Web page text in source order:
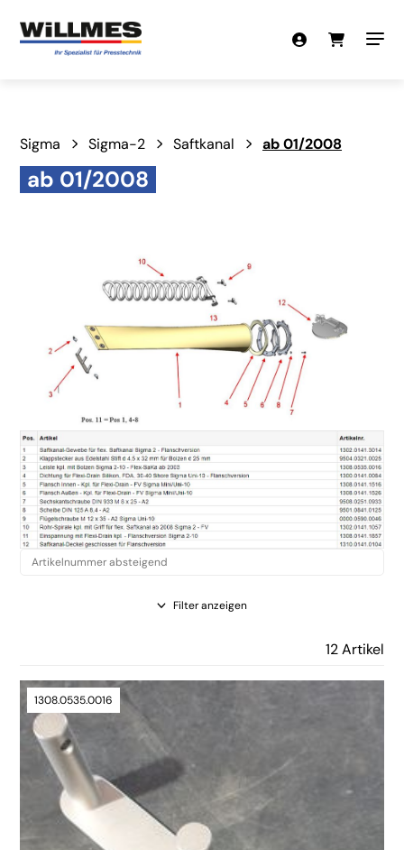
Sigma Sigma-2 Saftkanal ab 01/2008
ab 01/2008
Filter anzeigen
12 Artikel
1308.0535.0016